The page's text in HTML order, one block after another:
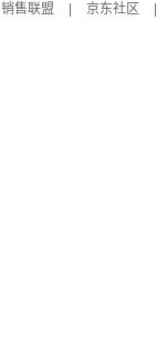
销售联盟 京东社区